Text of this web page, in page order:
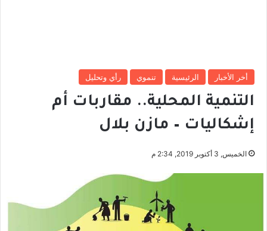
أخر الأخبار الرئيسية تنموي رأي وتحليل
التنمية المحلية.. مقاربات أم
إشكاليات – مازن بلال
الخميس, 3 أكتوبر 2019, 2:34 م